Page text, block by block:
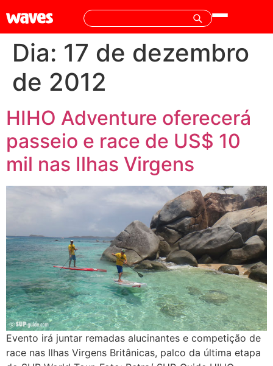
Dia: 17 de dezembro
de 2012
HIHO Adventure oferecerá
passeio e race de US$ 10
mil nas Ilhas Virgens
Evento irá juntar remadas alucinantes e competição de
race nas Ilhas Virgens Britânicas, palco da última etapa